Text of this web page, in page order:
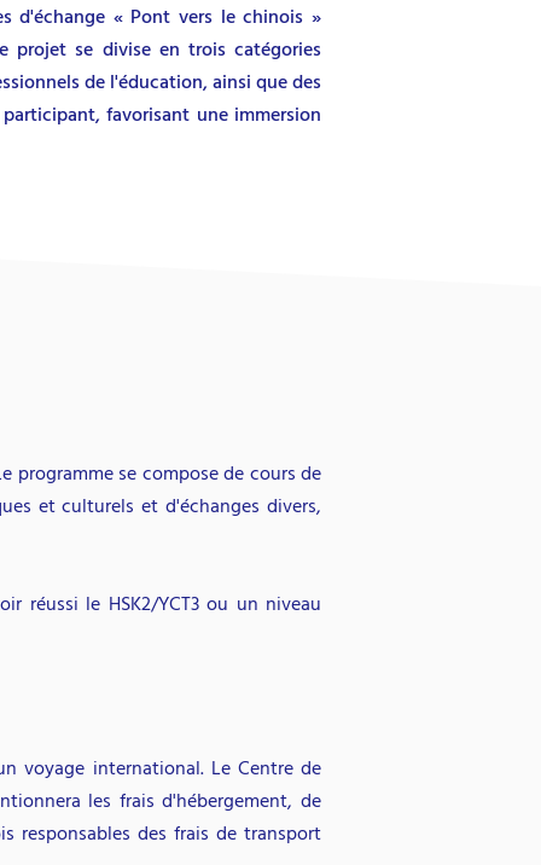
d'échange « Pont vers le chinois »
projet se divise en trois catégories
de l'éducation, ainsi que des
favorisant une immersion
programme se compose de cours de
et culturels et d'échanges divers,
réussi le HSK2/YCT3 ou un niveau
voyage international. Le Centre de
les frais d'hébergement, de
responsables des frais de transport